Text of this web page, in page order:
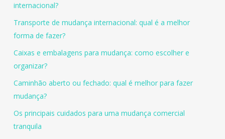
internacional?
Transporte de mudança internacional: qual é a melhor
forma de fazer?
Caixas e embalagens para mudança: como escolher e
organizar?
Caminhão aberto ou fechado: qual é melhor para fazer
mudança?
Os principais cuidados para uma mudança comercial
tranquila